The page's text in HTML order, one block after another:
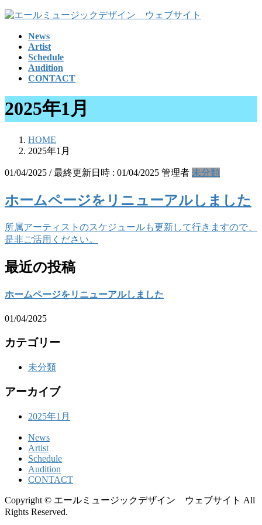
コ
キ
ッ
プ
ナ
に
移
動
News
Artist
Schedule
Audition
CONTACT
2025年1月
HOME
2025年1月
01/04/2025 / 最終更新日時 : 01/04/2025 管理者 未分類
ホームページをリニューアルしました
所属アーティストのスケジュールも更新して行きますので、
是非ご活用ください。
最近の投稿
ホームページをリニューアルしました
01/04/2025
カテゴリー
未分類
アーカイブ
2025年1月
News
Artist
Schedule
Audition
CONTACT
Copyright © エールミュージックデザイン ウェブサイト All
Rights Reserved.